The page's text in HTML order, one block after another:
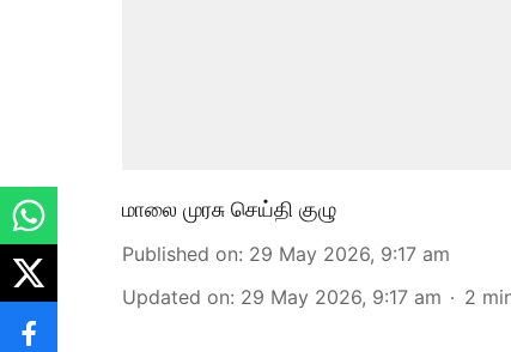
மாலை முரசு செய்தி குழு
Published on: 29 May 2026, 9:17 am
Updated on: 29 May 2026, 9:17 am 2